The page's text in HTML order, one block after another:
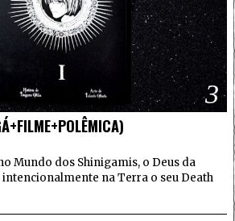
3
Mundo dos Shinigamis, o Deus da
na Terra o seu Death